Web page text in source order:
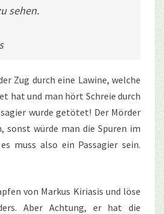
sehen.
Zug durch eine Lawine, welche
hat und man hört Schreie durch
wurde getötet! Der Mörder
sonst würde man die Spuren im
muss also ein Passagier sein.
von Markus Kiriasis und löse
Aber Achtung, er hat die